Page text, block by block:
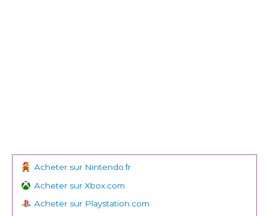
Acheter sur Nintendo.fr
Acheter sur Xbox.com
Acheter sur Playstation.com